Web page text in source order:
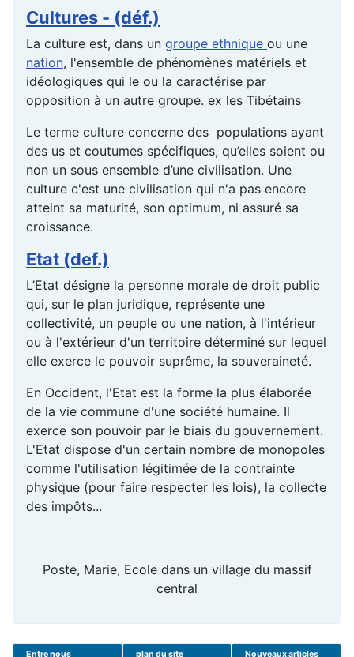
Cultures - (déf.)
La culture est, dans un groupe ethnique ou une
nation, l'ensemble de phénomènes matériels et
idéologiques qui le ou la caractérise par
opposition à un autre groupe. ex les Tibétains
Le terme culture concerne des populations ayant
des us et coutumes spécifiques, qu’elles soient ou
non un sous ensemble d’une civilisation. Une
culture c'est une civilisation qui n'a pas encore
atteint sa maturité, son optimum, ni assuré sa
croissance.
Etat (def.)
L’Etat désigne la personne morale de droit public
qui, sur le plan juridique, représente une
collectivité, un peuple ou une nation, à l'intérieur
ou à l'extérieur d'un territoire déterminé sur lequel
elle exerce le pouvoir suprême, la souveraineté.
En Occident, l'Etat est la forme la plus élaborée
de la vie commune d'une société humaine. Il
exerce son pouvoir par le biais du gouvernement.
L'Etat dispose d'un certain nombre de monopoles
comme l'utilisation légitimée de la contrainte
physique (pour faire respecter les lois), la collecte
des impôts...
Poste, Marie, Ecole dans un village du massif
central
Entre nous plan du site Nouveaux articles